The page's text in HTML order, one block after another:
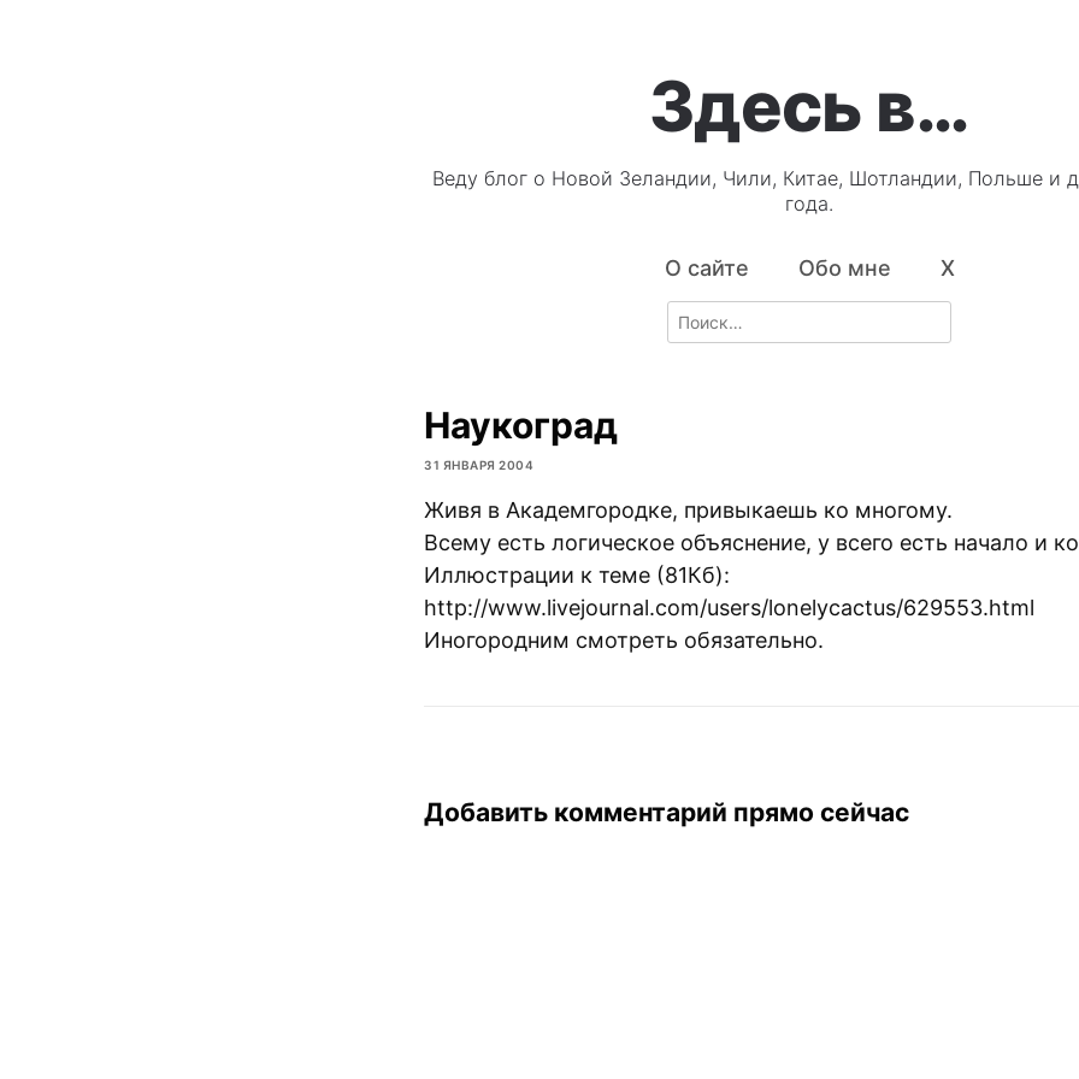
Здесь в…
Веду блог о Новой Зеландии, Чили, Китае, Шотландии, Польше и
года.
О сайте Обо мне X
Search
for:
Наукоград
31 ЯНВАРЯ 2004
Живя в Академгородке, привыкаешь ко многому.
Всему есть логическое объяснение, у всего есть начало и
Иллюстрации к теме (81Кб):
http://www.livejournal.com/users/lonelycactus/629553.html
Иногородним смотреть обязательно.
Добавить комментарий прямо сейчас